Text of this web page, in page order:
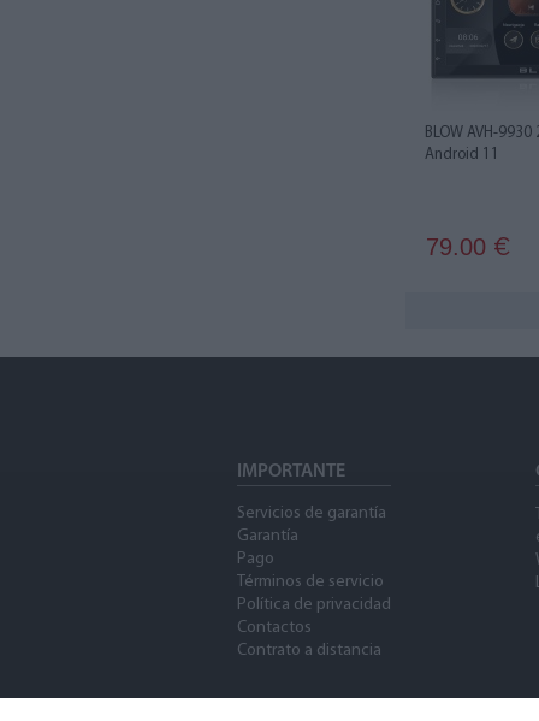
BLOW AVH-9930
Android 11
79.00 €
IMPORTANTE
Servicios de garantía
Garantía
Pago
Términos de servicio
Política de privacidad
Contactos
Contrato a distancia